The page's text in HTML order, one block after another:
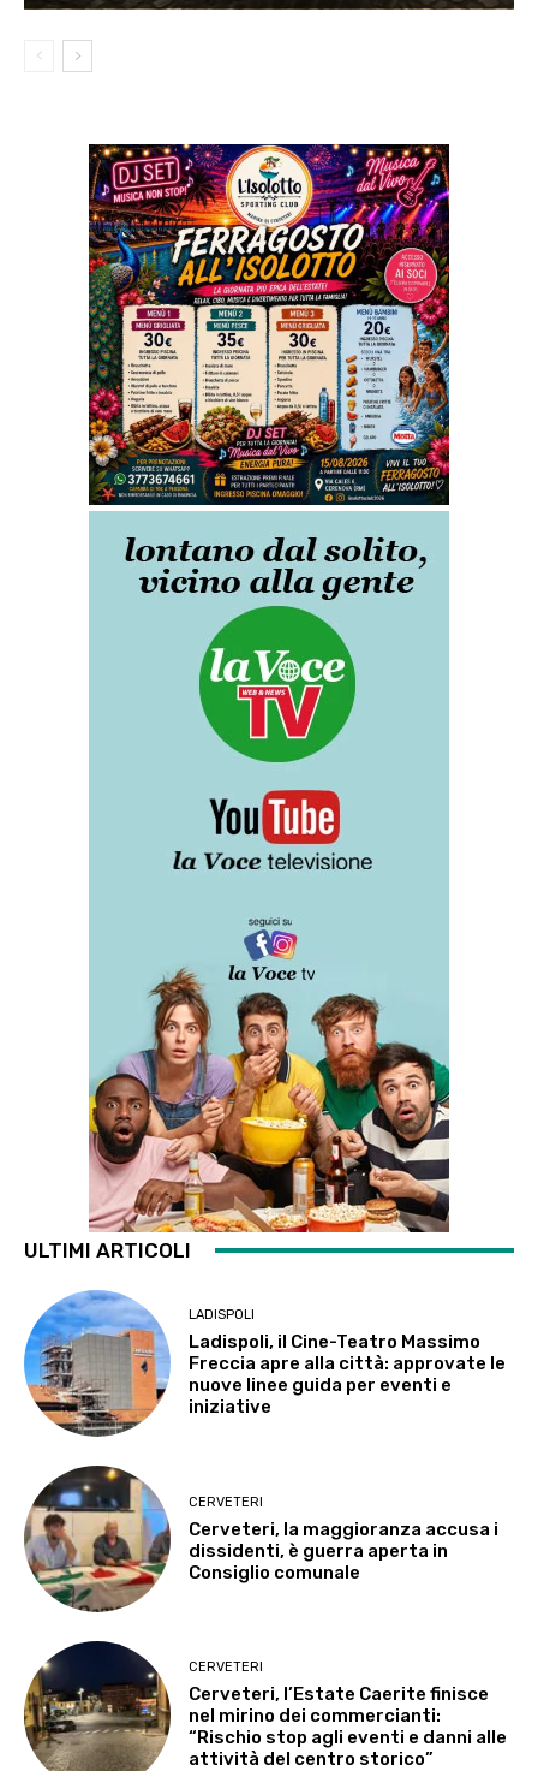
ULTIMI ARTICOLI
LADISPOLI
Ladispoli, il Cine-Teatro Massimo
Freccia apre alla città: approvate le
nuove linee guida per eventi e
iniziative
CERVETERI
Cerveteri, la maggioranza accusa i
dissidenti, è guerra aperta in
Consiglio comunale
CERVETERI
Cerveteri, l’Estate Caerite finisce
nel mirino dei commercianti:
“Rischio stop agli eventi e danni alle
attività del centro storico”